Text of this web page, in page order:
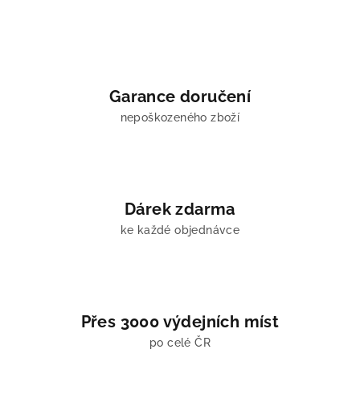
Garance doručení
nepoškozeného zboží
Dárek zdarma
ke každé objednávce
Přes 3000 výdejních míst
po celé ČR